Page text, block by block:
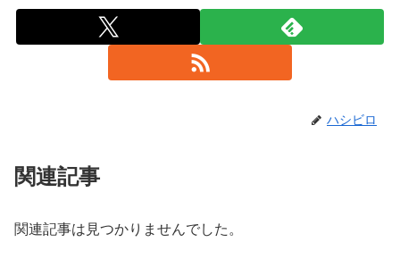
ハシビロ
関連記事
関連記事は見つかりませんでした。